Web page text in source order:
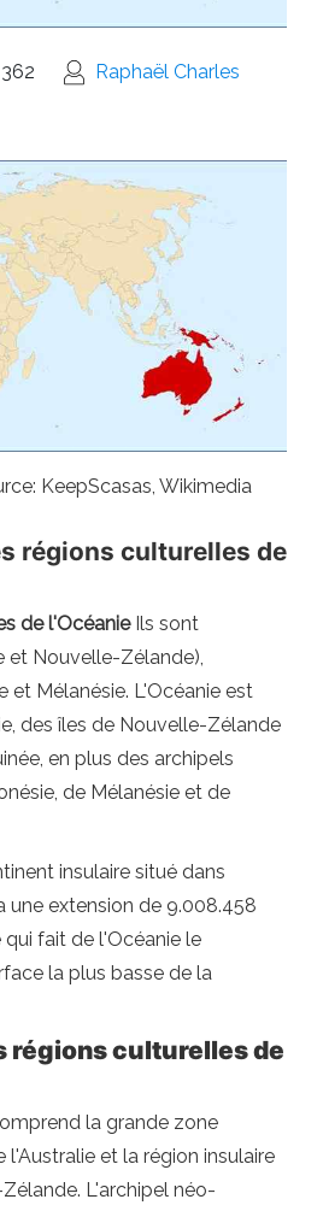
362 Raphaël Charles
KeepScasas, Wikimedia
régions culturelles de
de l'Océanie Ils sont
et Nouvelle-Zélande),
et Mélanésie. L'Océanie est
des îles de Nouvelle-Zélande
en plus des archipels
de Mélanésie et de
insulaire situé dans
une extension de 9.008.458
fait de l'Océanie le
la plus basse de la
régions culturelles de
la grande zone
l'Australie et la région insulaire
L'archipel néo-